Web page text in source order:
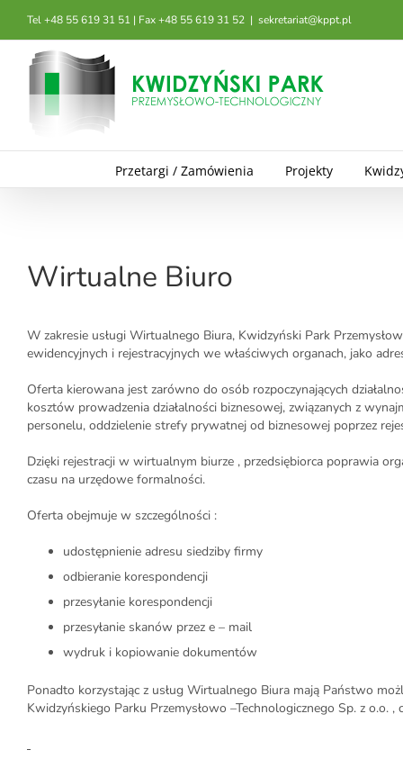
zawartości
Tel +48 55 619 31 51 | Fax +48 55 619 31 52 | sekretariat@kppt.pl
Przetargi / Zamówienia Projekty
Wirtualne Biuro
W zakresie usługi Wirtualnego Biura, Kwidzyński Park
ewidencyjnych i rejestracyjnych we właściwych organach, jako
Oferta kierowana jest zarówno do osób rozpoczynających
kosztów prowadzenia działalności biznesowej, związanych z
personelu, oddzielenie strefy prywatnej od biznesowej poprzez
Dzięki rejestracji w wirtualnym biurze , przedsiębiorca poprawia
czasu na urzędowe formalności.
Oferta obejmuje w szczególności :
udostępnienie adresu siedziby firmy
odbieranie korespondencji
przesyłanie korespondencji
przesyłanie skanów przez e – mail
wydruk i kopiowanie dokumentów
Ponadto korzystając z usług Wirtualnego Biura mają Państwo
Kwidzyńskiego Parku Przemysłowo –Technologicznego Sp. z